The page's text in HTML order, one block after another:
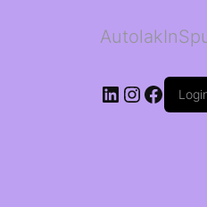
LinkedIn